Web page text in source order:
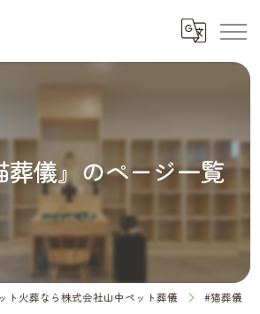
葬儀』のページ一覧
ト火葬なら株式会社山中ペット葬儀 #猫葬儀